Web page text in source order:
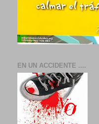
EN UN ACCIDENTE ....